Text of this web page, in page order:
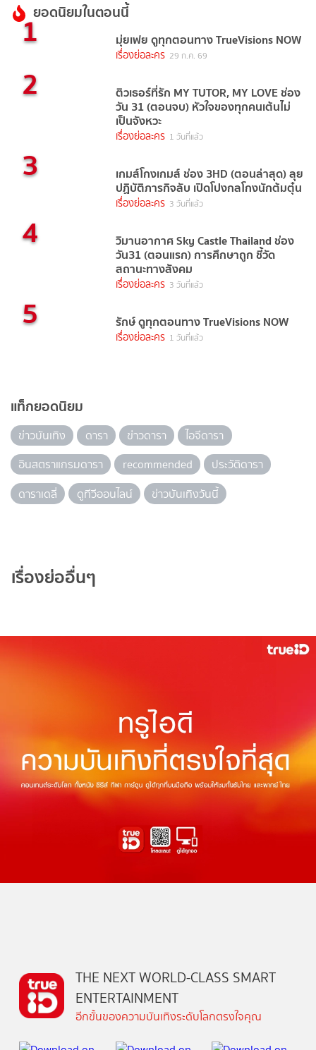
ยอดนิยมในตอนนี้
1 มุ่ยเฟย ดูทุกตอนทาง TrueVisions NOW
เรื่องย่อละคร 29 ก.ค. 69
2 ติวเธอร์ที่รัก MY TUTOR, MY LOVE ช่อง
วัน 31 (ตอนจบ) หัวใจของทุกคนเต้นไม่
เป็นจังหวะ
เรื่องย่อละคร 1 วันที่แล้ว
3 เกมส์โกงเกมส์ ช่อง 3HD (ตอนล่าสุด) ลุย
ปฏิบัติภารกิจลับ เปิดโปงกลโกงนักต้มตุ๋น
เรื่องย่อละคร 3 วันที่แล้ว
4 วิมานอากาศ Sky Castle Thailand ช่อง
วัน31 (ตอนแรก) การศึกษาถูก ชี้วัด
สถานะทางสังคม
เรื่องย่อละคร 3 วันที่แล้ว
5 รักษ์ ดูทุกตอนทาง TrueVisions NOW
เรื่องย่อละคร 1 วันที่แล้ว
แท็กยอดนิยม
ข่าวบันเทิง ดารา ข่าวดารา
ไอจีดารา
อินสตราแกรมดารา
recommended
ประวัติดารา
ดาราเดลี่
ดูทีวีออนไลน์ ข่าวบันเทิงวันนี้
เรื่องย่ออื่นๆ
THE NEXT WORLD-CLASS SMART
ENTERTAINMENT
อีกขั้นของความบันเทิงระดับโลกตรงใจคุณ